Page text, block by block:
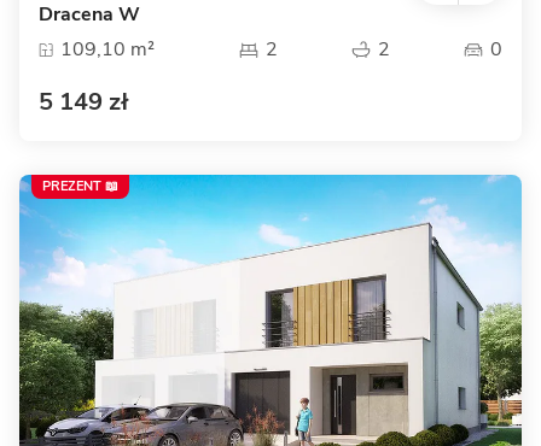
Dracena W
109,10 m²
2 2 0
5 149 zł
PREZENT 📖